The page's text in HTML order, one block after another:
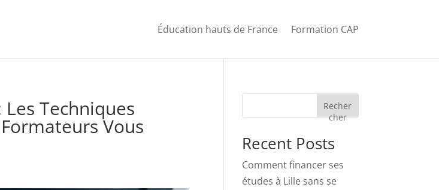
Éducation hauts de France Formation CAP
Techniques
Vous
Recher
cher
Recent Posts
Comment financer ses
études à Lille sans se